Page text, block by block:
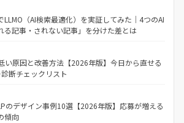
LLMO（AI検索最適化）を実証してみた｜4つのAI
る記事・されない記事」を分けた差とは
い原因と改善方法【2026年版】今日から直せる
断チェックリスト
のデザイン事例10選【2026年版】応募が増える
傾向